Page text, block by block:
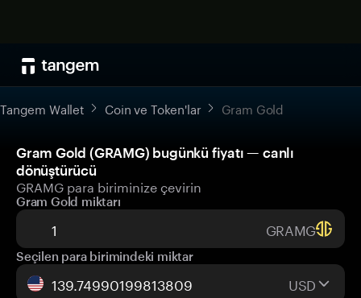
Tangem Wallet Coin ve Token'lar Gram Gold
Gram Gold (GRAMG) bugünkü fiyatı — canlı
dönüştürücü
GRAMG para biriminize çevirin
Gram Gold miktarı
GRAMG
Seçilen para birimindeki miktar
USD